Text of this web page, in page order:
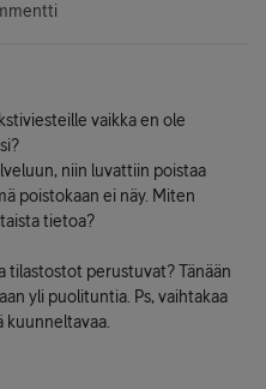
vaikka en ole
niin luvattiin poistaa
poistokaan ei näy. Miten
tietoa?
tilastostot perustuvat? Tänään
yli puolituntia. Ps, vaihtakaa
kuunneltavaa.